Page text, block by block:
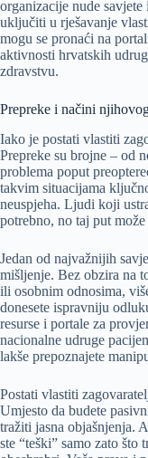
organizacije nude
uključiti u rješavanje
mogu se pronaći na
aktivnosti hrvatskih
zdravstvu.
Prepreke i načini
Iako je postati vlastiti
Prepreke su brojne – od
problema poput
takvim situacijama
neuspjeha. Ljudi koji
potrebno, no taj put
Jedan od najvažnijih
mišljenje. Bez obzira na
ili osobnim odnosima,
donesete ispravniju
resurse i portale za
nacionalne udruge
lakše prepoznajete
Postati vlastiti
Umjesto da budete
tražiti jasna objašnjenja.
ste “teški” samo zato što